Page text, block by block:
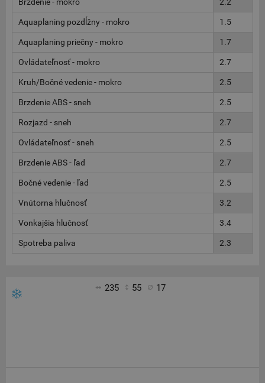
Aquaplaning pozdĺžny - mokro 1.5
Aquaplaning priečny - mokro 1.7
Ovládateľnosť - mokro 2.7
Kruh/Bočné vedenie - mokro 2.5
Brzdenie ABS - sneh 2.5
Rozjazd - sneh 2.7
Ovládateľnosť - sneh 2.5
Brzdenie ABS - ľad 2.7
Bočné vedenie - ľad 2.5
Vnútorna hlučnosť 3.2
Vonkajšia hlučnosť 3.4
Spotreba paliva 2.3
235 55 17